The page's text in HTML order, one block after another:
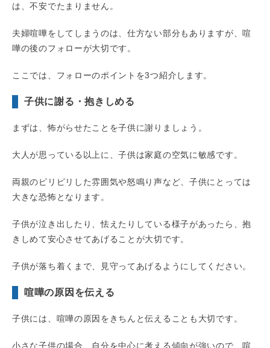
は、不安でたまりません。
夫婦喧嘩をしてしまうのは、仕方ない部分もありますが、喧
嘩の後のフォローが大切です。
ここでは、フォローのポイントを3つ紹介します。
子供に謝る・抱きしめる
まずは、怖がらせたことを子供に謝りましょう。
大人が思っている以上に、子供は家庭の空気に敏感です。
両親のピリピリした雰囲気や怒鳴り声など、子供にとっては
大きな恐怖となります。
子供が泣き出したり、怯えたりしている様子があったら、抱
きしめて安心させてあげることが大切です。
子供が落ち着くまで、見守ってあげるようにしてください。
喧嘩の原因を伝える
子供には、喧嘩の原因をきちんと伝えることも大切です。
小さな子供の場合、自分を中心に考える傾向が強いので、喧